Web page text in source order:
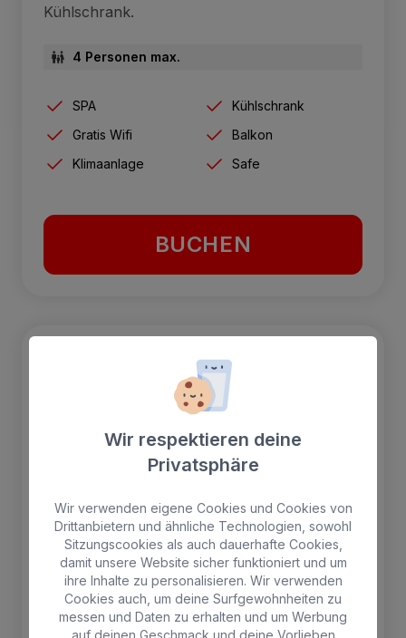
Kühlschrank.
4 Personen max.
SPA
Kühlschrank
Gratis Wifi
Balkon
Klimaanlage
Safe
BUCHEN
Wir respektieren deine
Privatsphäre
Wir verwenden eigene Cookies und Cookies von
Drittanbietern und ähnliche Technologien, sowohl
Sitzungscookies als auch dauerhafte Cookies,
damit unsere Website sicher funktioniert und um
ihre Inhalte zu personalisieren. Wir verwenden
Cookies auch, um deine Surfgewohnheiten zu
messen und Daten zu erhalten und um Werbung
auf deinen Geschmack und deine Vorlieben